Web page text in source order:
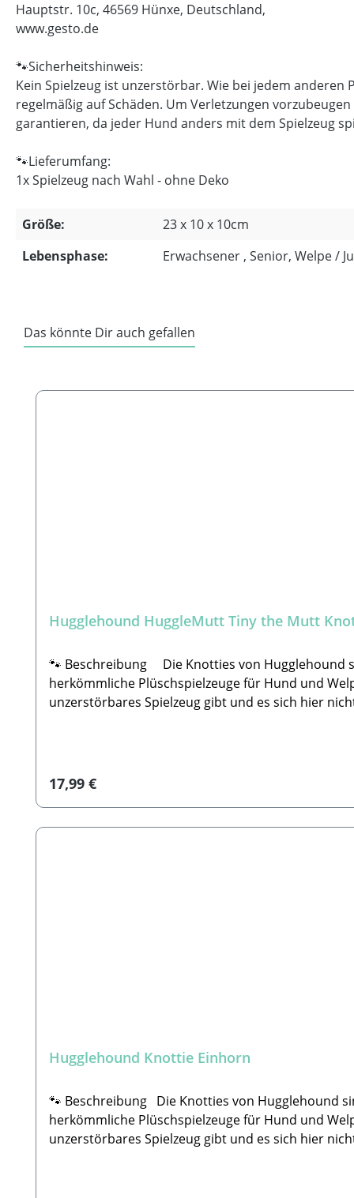
Hauptstr. 10c, 46569 Hünxe, Deutschland,
www.gesto.de
🐾Sicherheitshinweis:
Kein Spielzeug ist unzerstörbar. Wie bei jedem
regelmäßig auf Schäden. Um Verletzungen
garantieren, da jeder Hund anders mit dem Spielzeug
🐾Lieferumfang:
1x Spielzeug nach Wahl - ohne Deko
Größe:
23 x 10 x 10cm
Lebensphase:
Erwachsener , Senior, Welpe /
Das könnte Dir auch gefallen
Hugglehound HuggleMutt Tiny the Mutt
🐾 Beschreibung Die Knotties von Hugglehound
herkömmliche Plüschspielzeuge für Hund und
unzerstörbares Spielzeug gibt und es sich hier
erhältlich Augen, Nase & Mund sind aufgestickt-
Regulärer Preis:
17,99 €
Hugglehound Knottie Einhorn
🐾 Beschreibung Die Knotties von Hugglehound sind eigens entwickelte und geknotete Spielzeuge. Dank der Tuffut Technologie sind sie langlebiger als
herkömmliche Plüschspielzeuge für Hund und
unzerstörbares Spielzeug gibt und es sich hier